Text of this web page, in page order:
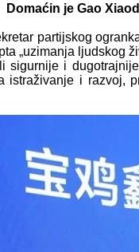
Domaćin je Gao
partijskog
„uzimanja ljudskog
i
i razvoj,